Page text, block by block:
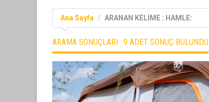
Ana Sayfa ARANAN KELİME : HAMLE:
ARAMA SONUÇLARI : 9 ADET SONUÇ BULUNDU